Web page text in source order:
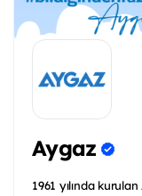
Aygaz
1961 yılında